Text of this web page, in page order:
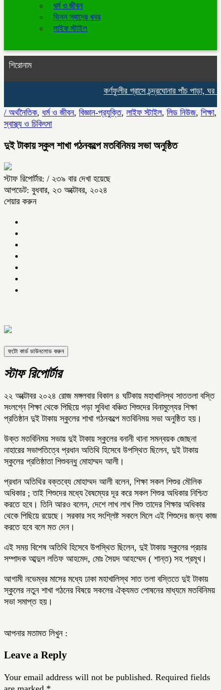
ধর্ম ও জীবন
ভিন্ন স্বাদের খবর
লাইফ স্টাইল
শিরোনাম
কর্ণফুলীর গ্রাসে চন্দ্রঘোনার পাঁচ পাড়া, ঘর
/ অর্থনৈতিক, ধর্ম ও জীবন, বিজ্ঞান-প্রযুক্তি, লাইফ স্টাইল, লিড নিউজ, শিক্ষা,
স্বাস্থ্য ও চিকিৎসা
দুই টাকায় স্কুল শাখা গঠনকল্পে মতবিনিময় সভা অনুষ্ঠিত
স্টাফ রিপোর্টার: / ২৩৯ বার দেখা হয়েছে
আপডেট: বুধবার, ২৩ অক্টোবর, ২০২৪
শেয়ার করুন
ফটো কার্ড ডাউনলোড করুন
স্টাফ রিপোর্টার
২২ অক্টোবর ২০২৪ রোজ মঙ্গলবার বিকাল ৪ ঘটিকায় মহাখালিস্থ সাততলা বস্তি
সংলগ্নে শিক্ষা থেকে পিছিয়ে পড়া সুবিধা বঞ্চিত শিশুদের বিনামুল্যের শিক্ষা
প্রতিষ্ঠান দুই টাকায় স্কুলের শাখা গঠনকল্পে মতবিনিময় সভা অনুষ্ঠিত হয়।
উক্ত মতবিনিময় সভায় দুই টাকায় স্কুলের বনানী থানা সমন্বয়ক জোছনা
নাহারের সভাপতিত্বে প্রধান অতিথি হিসেবে উপস্থিত ছিলেন, দুই টাকায়
স্কুলের প্রতিষ্ঠাতা শিশুবন্ধু মোহাম্মদ আলী।
প্রধান অতিথির বক্তব্যে মোহাম্মদ আলী বলেন, শিক্ষা সকল শিশুর মৌলিক
অধিকার ; তাই শিশুদের মধ্যে বৈষম্যের দূর করে সকল শিশুর অধিকার নিশ্চিত
করতে হবে। তিনি আরও বলেন, দেশে লাখ লাখ শিশু তাদের শিক্ষার অধিকার
থেকে পিছিয়ে রয়েছে। সরকার সহ সংশ্লিষ্ট সকলে মিলে এই শিশুদের জন্য কাজ
করতে হবে বলে মত দেন।
এই সময় বিশেষ অতিথি হিসেবে উপস্থিত ছিলেন, দুই টাকায় স্কুলের প্রচার
সম্পাদক আব্দুল লতিফ আহমেদ, মোঃ সৈয়দ আহম্মেদ ( শান্ত) সহ প্রমূখ।
আগামী নভেম্বর মাসের মধ্যে ঢাকা মহাখালিস্থ সাত তলা বস্তিতে দুই টাকায়
স্কুলের নতুন শাখা গঠনের বিষয়ে সকলের ঐক‍্যমত পোষনের মাধ্যমে মতবিনিময়
সভা সমাপ্ত হয়।
আপনার মতামত লিখুন :
Leave a Reply
Your email address will not be published. Required fields